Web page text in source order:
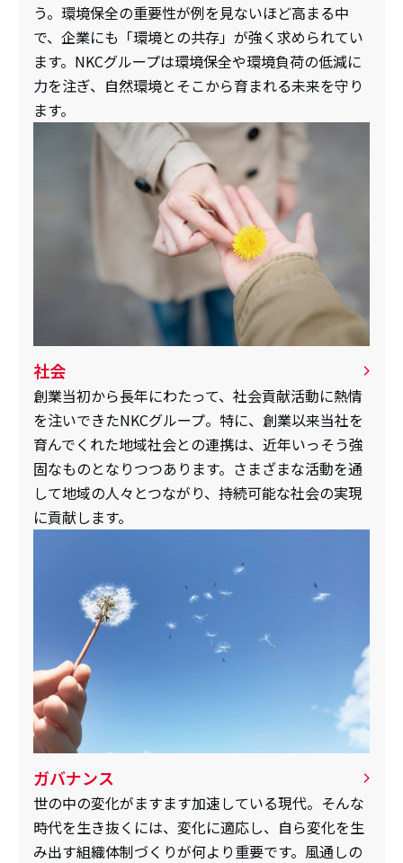
う。環境保全の重要性が例を見ないほど高まる中
で、企業にも「環境との共存」が強く求められてい
ます。NKCグループは環境保全や環境負荷の低減に
力を注ぎ、自然環境とそこから育まれる未来を守り
ます。
社会
創業当初から長年にわたって、社会貢献活動に熱情
を注いできたNKCグループ。特に、創業以来当社を
育んでくれた地域社会との連携は、近年いっそう強
固なものとなりつつあります。さまざまな活動を通
して地域の人々とつながり、持続可能な社会の実現
に貢献します。
ガバナンス
世の中の変化がますます加速している現代。そんな
時代を生き抜くには、変化に適応し、自ら変化を生
み出す組織体制づくりが何より重要です。風通しの